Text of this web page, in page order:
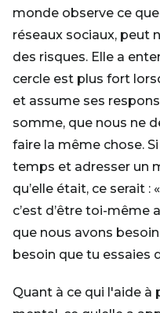
monde observe ce
réseaux sociaux, peut
des risques. Elle a
cercle est plus fort
et assume ses
somme, que nous ne
faire la même chose.
temps et adresser un
qu’elle était, ce serait :
c’est d’être toi-même
que nous avons
besoin que tu essaies
Quant à ce qui l'aide à